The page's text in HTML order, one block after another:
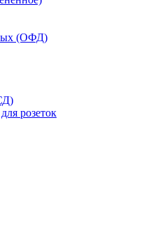
(ОФД)
розеток